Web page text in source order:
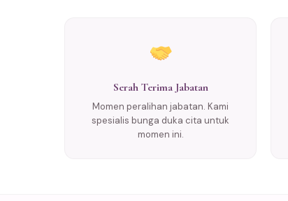
Serah Terima Jabatan
Momen peralihan jabatan. Kami
spesialis bunga duka cita untuk
momen ini.